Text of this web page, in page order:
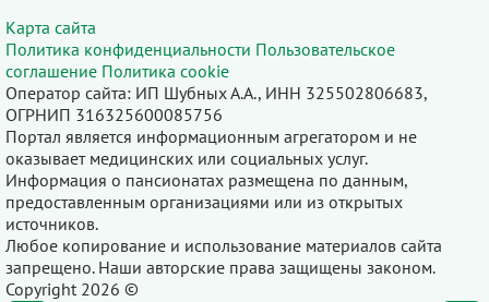
Карта сайта
Политика конфиденциальности Пользовательское
соглашение Политика cookie
Оператор сайта: ИП Шубных А.А., ИНН 325502806683,
ОГРНИП 316325600085756
Портал является информационным агрегатором и не
оказывает медицинских или социальных услуг.
Информация о пансионатах размещена по данным,
предоставленным организациями или из открытых
источников.
Любое копирование и использование материалов сайта
запрещено. Наши авторские права защищены законом.
Copyright 2026 ©